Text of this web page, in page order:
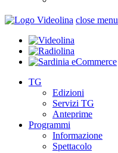
close menu
TG
Edizioni
Servizi TG
Anteprime
Programmi
Informazione
Spettacolo